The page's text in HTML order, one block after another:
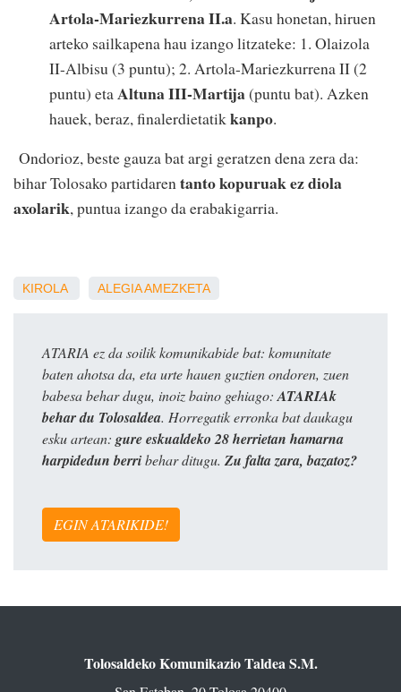
Artola-Mariezkurrena II.a. Kasu honetan, hiruen
arteko sailkapena hau izango litzateke: 1. Olaizola
II-Albisu (3 puntu); 2. Artola-Mariezkurrena II (2
puntu) etaAltuna III-Martija(puntu bat). Azken
hauek, beraz, finalerdietatikkanpo.
Ondorioz, beste gauza bat argi geratzen dena zera da:
bihar Tolosako partidarentanto kopuruakez diola
axolarik, puntua izango da erabakigarria.
KIROLA ALEGIAAMEZKETA
ATARIA ez da soilik komunikabide bat: komunitate
baten ahotsa da, eta urte hauen guztien ondoren, zuen
babesa behar dugu, inoiz baino gehiago: ATARIAk
behar du Tolosaldea. Horregatik erronka bat daukagu
esku artean: gure eskualdeko 28 herrietan hamarna
harpidedun berribehar ditugu. Zu falta zara, bazatoz?
EGIN ATARIKIDE!
Tolosaldeko Komunikazio Taldea S.M.